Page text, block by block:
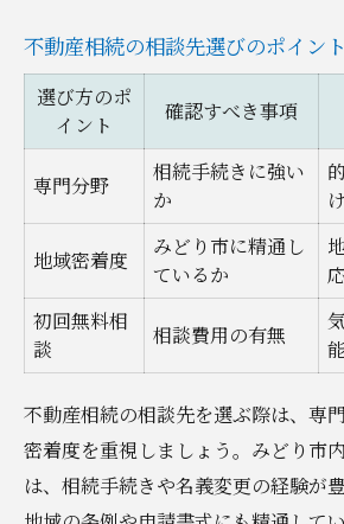
不動産相続の相談先選びのポイント
選び方のポ
イント
確認すべき事項
専門分野
相続手続きに強い
か
地域密着度
みどり市に精通し
ているか
初回無料相
談
相談費用の有無
能
不動産相続の相談先を選ぶ際は、専
密着度を重視しましょう。みどり市
は、相続手続きや名義変更の経験が